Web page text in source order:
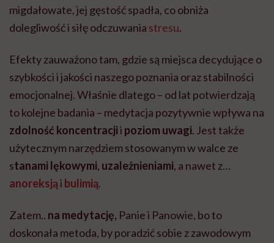
migdałowate, jej gęstość spadła, co obniża
dolegliwość i siłę odczuwania stresu.
Efekty zauważono tam, gdzie są miejsca decydujące o
szybkości i jakości naszego poznania oraz stabilności
emocjonalnej. Właśnie dlatego – od lat potwierdzają
to kolejne badania – medytacja pozytywnie wpływa na
zdolność koncentracjii poziom uwagi. Jest także
użytecznym narzędziem stosowanym w walce ze
stanami lękowymi, uzależnieniami, a nawet z…
anoreksjąi bulimią.
Zatem.. na medytację, Panie i Panowie, bo to
doskonała metoda, by poradzić sobie z zawodowym